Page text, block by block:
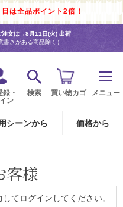
は全品ポイント2倍！
注文は→8月11日(火) 出荷
きがある商品除く）
録・
ン
検索 買い物カゴ メニュー
シーンから 価格から
客様
てログインしてください。